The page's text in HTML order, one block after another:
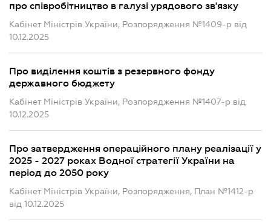
про співробітництво в галузі урядового зв'язку
Кабінет Міністрів України, Розпорядження №1409-р від
10.12.2025
Про виділення коштів з резервного фонду
державного бюджету
Кабінет Міністрів України, Розпорядження №1407-р від
10.12.2025
Про затвердження операційного плану реалізації у
2025 - 2027 роках Водної стратегії України на
період до 2050 року
Кабінет Міністрів України, Розпорядження, План №1412-р
від 10.12.2025